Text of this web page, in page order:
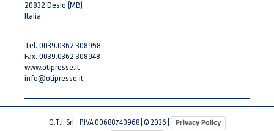
20832 Desio (MB)
Italia
Tel. 0039.0362.308958
Fax. 0039.0362.308948
www.otipresse.it
info@otipresse.it
O.T.I. Srl - P.IVA 00688740968 | © 2026 | Privacy Policy